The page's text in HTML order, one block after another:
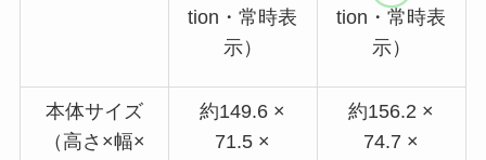
tion・常時表
示）
tion・常時表
示）
本体サイズ
（高さ×幅×
約149.6 ×
71.5 ×
約156.2 ×
74.7 ×